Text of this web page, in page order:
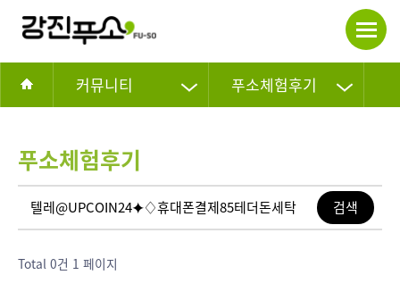
커뮤니티 푸소체험후기
푸소체험후기
Total 0건 1 페이지